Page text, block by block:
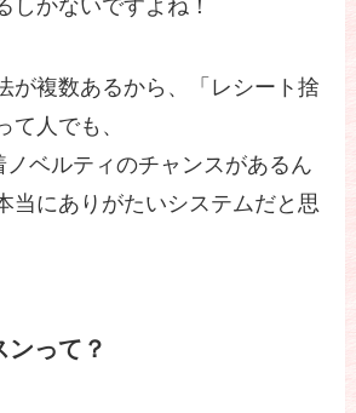
しかないですよね！
が複数あるから、「レシート捨
人でも、
ベルティのチャンスがあるん
当にありがたいシステムだと思
ンって？